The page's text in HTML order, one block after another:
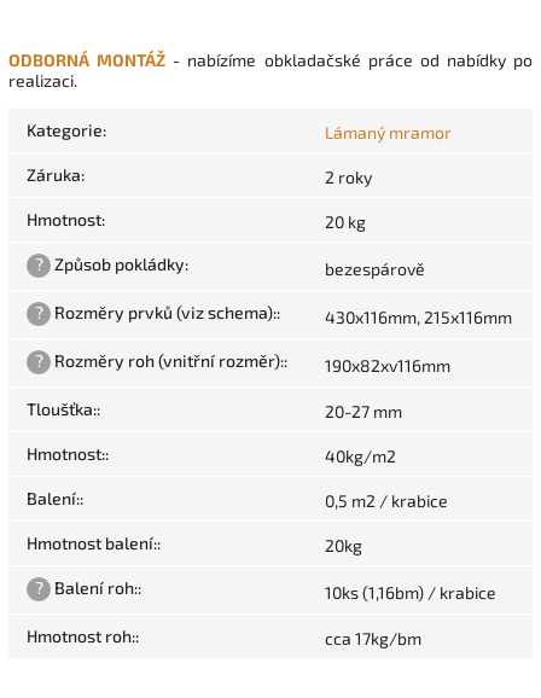
ODBORNÁ MONTÁŽ - nabízíme obkladačské práce od nabídky po
realizaci.
Kategorie: Lámaný mramor
Záruka: 2 roky
Hmotnost: 20 kg
? Způsob pokládky: bezespárově
? Rozměry prvků (viz schema):: 430x116mm, 215x116mm
? Rozměry roh (vnitřní rozměr):: 190x82xv116mm
Tloušťka:: 20-27 mm
Hmotnost:: 40kg/m2
Balení:: 0,5 m2 / krabice
Hmotnost balení:: 20kg
? Balení roh:: 10ks (1,16bm) / krabice
Hmotnost roh:: cca 17kg/bm